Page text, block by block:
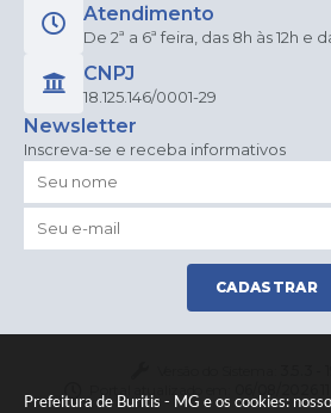
Prefeitura de Buritis - MG e os cookies:
Atendimento
De 2ª a 6ª feira, das 8h às 12h e
CNPJ
18.125.146/0001-29
Newsletter
Inscreva-se e receba informativos
CADASTRAR